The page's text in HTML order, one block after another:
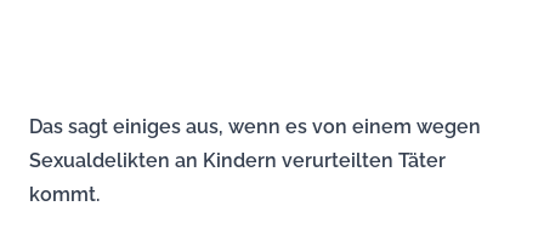
Das sagt einiges aus, wenn es von einem wegen
Sexualdelikten an Kindern verurteilten Täter
kommt.